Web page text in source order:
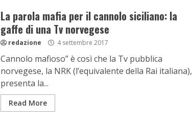
La parola mafia per il cannolo siciliano: la
gaffe di una Tv norvegese
redazione 4 settembre 2017
Cannolo mafioso” è così che la Tv pubblica
norvegese, la NRK (l’equivalente della Rai italiana),
presenta la...
Read More